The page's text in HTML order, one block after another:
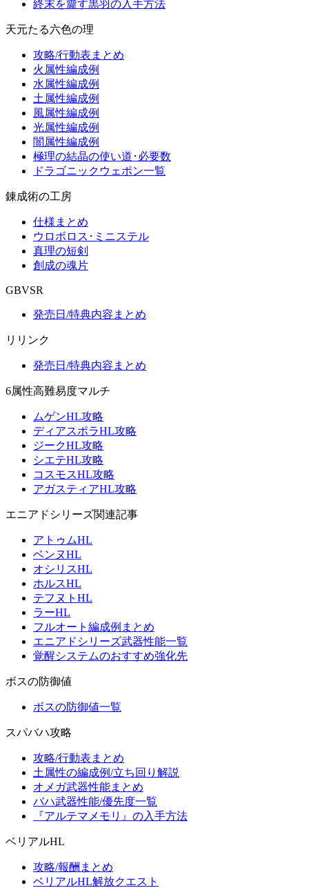
終末を齎す黒羽の入手方法
天元たる六色の理
攻略/行動表まとめ
火属性編成例
水属性編成例
土属性編成例
風属性編成例
光属性編成例
闇属性編成例
極理の結晶の使い道･必要数
ドラゴニックウェポン一覧
錬成術の工房
仕様まとめ
ウロボロス･ミニステル
真理の短剣
創成の魂片
GBVSR
発売日/特典内容まとめ
リリンク
発売日/特典内容まとめ
6属性高難易度マルチ
ムゲンHL攻略
ディアスポラHL攻略
ジークHL攻略
シエテHL攻略
コスモスHL攻略
アガスティアHL攻略
エニアドシリーズ関連記事
アトゥムHL
ベンヌHL
オシリスHL
ホルスHL
テフヌトHL
ラーHL
フルオート編成例まとめ
エニアドシリーズ武器性能一覧
覚醒システムのおすすめ強化先
ボスの防御値
ボスの防御値一覧
スパバハ攻略
攻略/行動表まとめ
土属性の編成例/立ち回り解説
オメガ武器性能まとめ
バハ武器性能/優先度一覧
『アルテマメモリ』の入手方法
ベリアルHL
攻略/報酬まとめ
ベリアルHL解放クエスト